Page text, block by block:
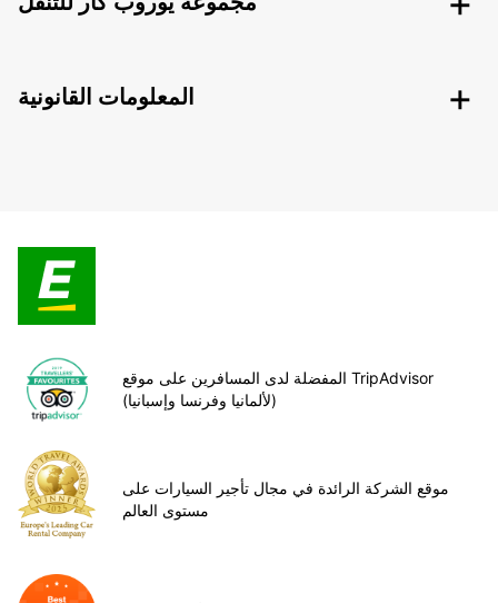
المعلومات القانونية
المفضلة لدى المسافرين على موقع TripAdvisor
(لألمانيا وفرنسا وإسبانيا)
موقع الشركة الرائدة في مجال تأجير السيارات على
مستوى العالم